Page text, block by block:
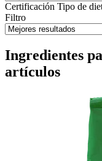
Certificación Tipo de
Filtro
Ingredientes
artículos